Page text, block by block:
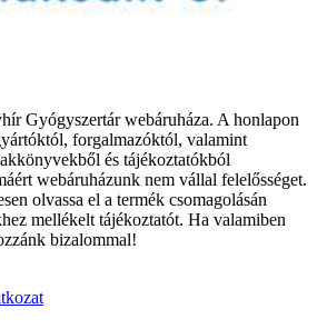
Gyógyszertár webáruháza. A honlapon
forgalmazóktól, valamint
és tájékoztatókból
webáruházunk nem vállal felelősséget.
olvassa el a termék csomagolásán
mellékelt tájékoztatót. Ha valamiben
bizalommal!